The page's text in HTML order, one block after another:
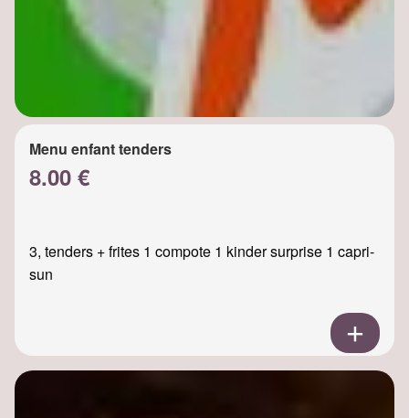
Menu enfant tenders
8.00 €
3, tenders + frites 1 compote 1 kinder surprise 1 capri-
sun